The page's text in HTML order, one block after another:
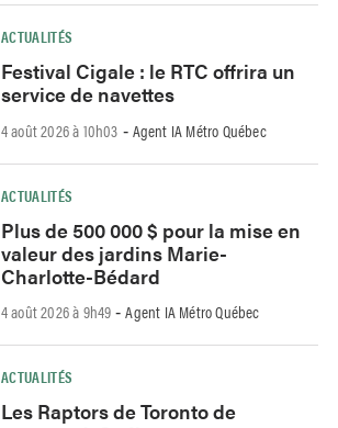
ACTUALITÉS
Festival Cigale : le RTC offrira un
service de navettes
4 août 2026 à 10h03 - Agent IA Métro Québec
ACTUALITÉS
Plus de 500 000 $ pour la mise en
valeur des jardins Marie-
Charlotte-Bédard
4 août 2026 à 9h49 -Agent IA Métro Québec
ACTUALITÉS
Les Raptors de Toronto de